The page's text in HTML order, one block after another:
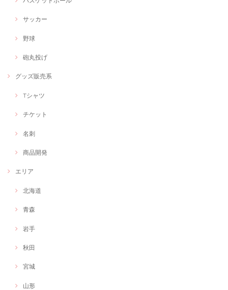
サッカー
野球
砲丸投げ
グッズ販売系
Tシャツ
チケット
名刺
商品開発
エリア
北海道
青森
岩手
秋田
宮城
山形